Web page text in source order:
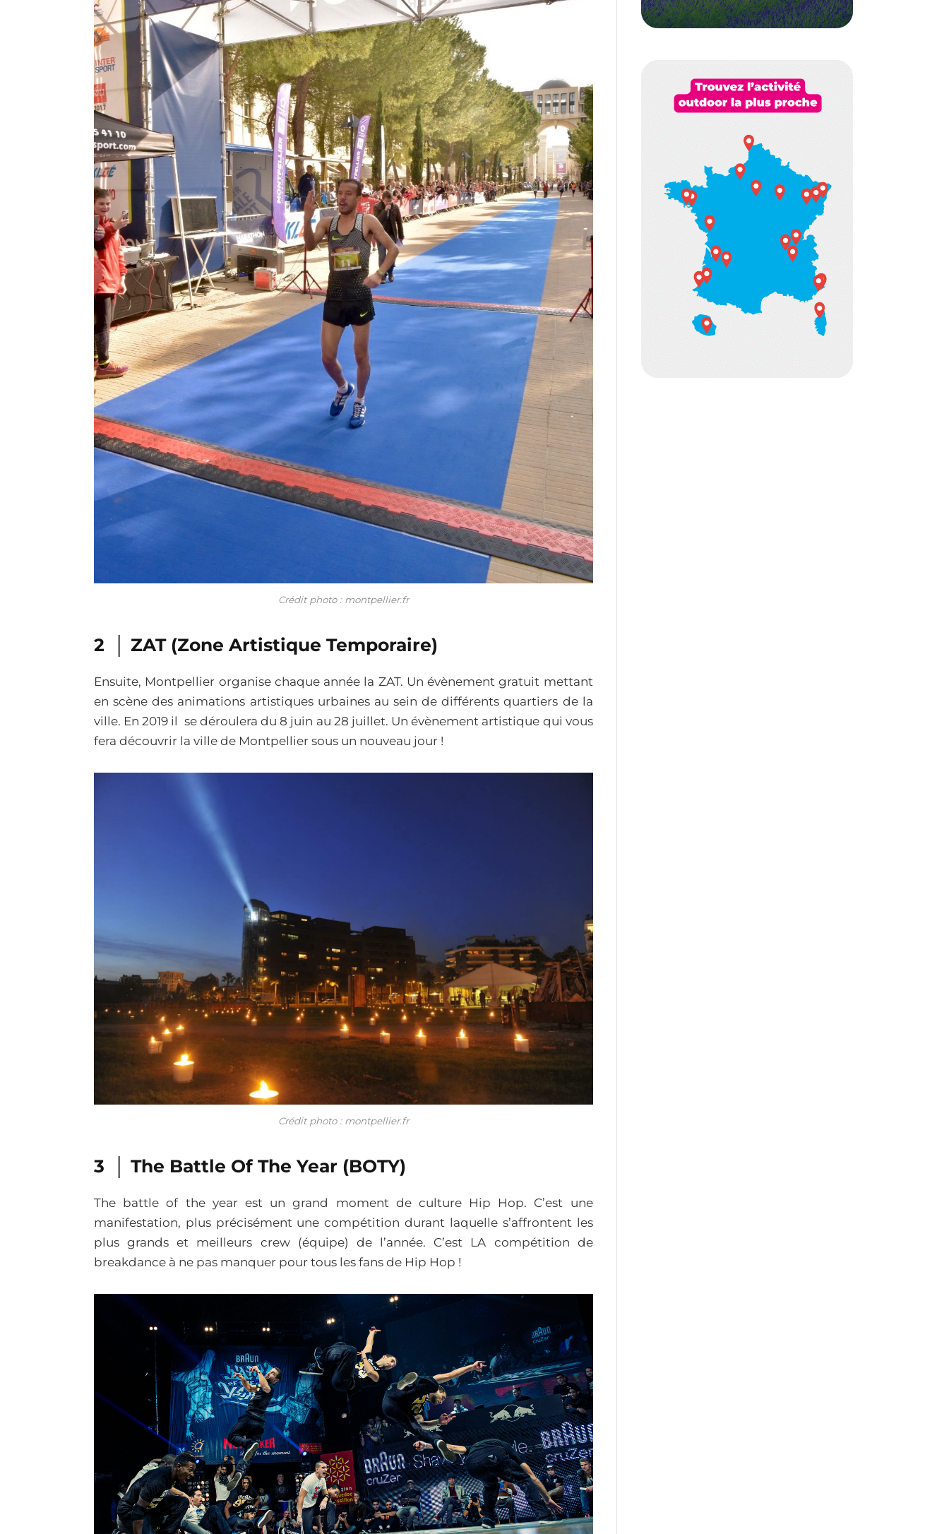
Crédit photo : montpellier.fr
2 │ ZAT (Zone Artistique Temporaire)
Ensuite, Montpellier organise chaque année la ZAT. Un évènement gratuit mettant
en scène des animations artistiques urbaines au sein de différents quartiers de la
ville. En 2019 il se déroulera du 8 juin au 28 juillet. Un évènement artistique qui vous
fera découvrir la ville de Montpellier sous un nouveau jour !
Crédit photo : montpellier.fr
3 │ The Battle Of The Year (BOTY)
The battle of the year est un grand moment de culture Hip Hop. C’est une
manifestation, plus précisément une compétition durant laquelle s’affrontent les
plus grands et meilleurs crew (équipe) de l’année. C’est LA compétition de
breakdance à ne pas manquer pour tous les fans de Hip Hop !